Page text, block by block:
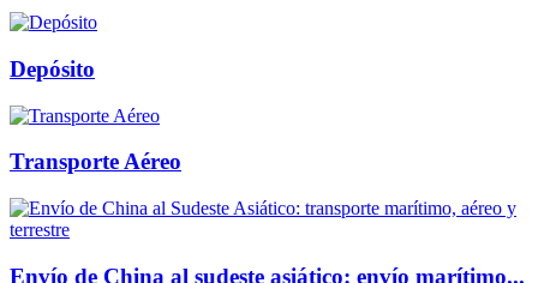
Depósito
Transporte Aéreo
Envío de China al sudeste asiático: envío marítimo...